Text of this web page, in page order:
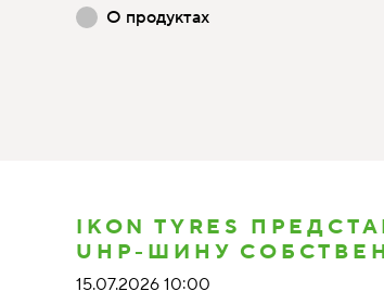
О продуктах
IKON TYRES
UHP-ШИНУ
15.07.2026 10:00